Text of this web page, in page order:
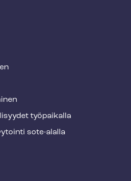
työpaikalla
sote-alalla